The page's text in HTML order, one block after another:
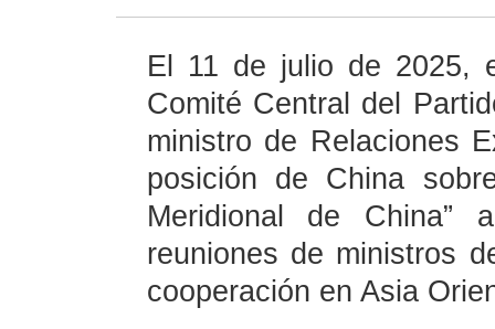
El 11 de julio de 2025,
Comité Central del
ministro de Relaciones
posición de China
Meridional de
reuniones de ministros
cooperación en Asia